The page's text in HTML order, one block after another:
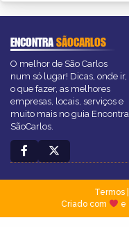
ENCONTRASÃOCARLOS
O melhor de São Carlos
num só lugar! Dicas, onde ir,
o que fazer, as melhores
empresas, locais, serviços e
muito mais no guia Encontra
SãoCarlos.
Termos|
Criado com
e